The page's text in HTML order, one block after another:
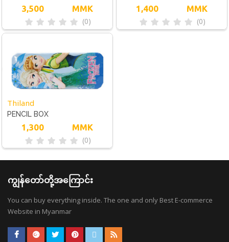
3,500 MMK
(0)
SMALL1,400 MMK
(0)
Thiland
PENCIL BOX
1,300 MMK
(0)
ကျွန်တော်တို့အကြောင်း
You can buy everything inside. The one and only Best E-commerce
Website in Myanmar